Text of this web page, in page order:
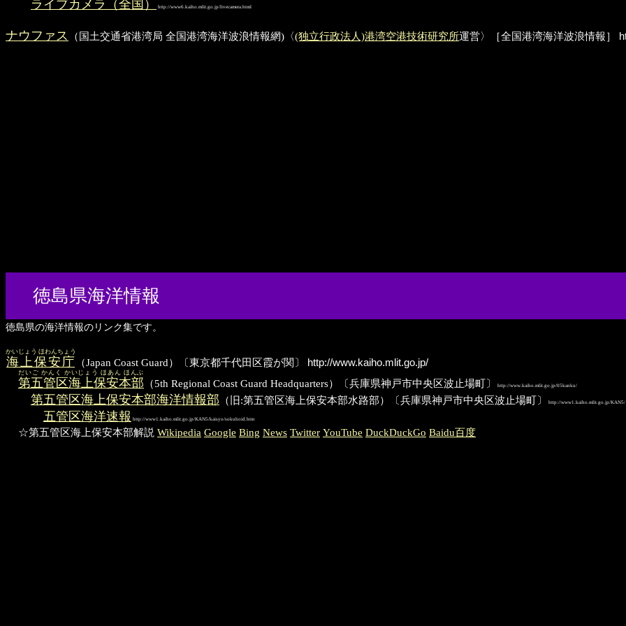
ライブカメラ（全国） http://www6.kaiho.mlit.go.jp/livecamera.html
ナウファス （国土交通省港湾局 全国港湾海洋波浪情報網)〈(独立行政法人)港湾空港技術研究所運営〉［全国港湾海洋波浪情報］
徳島県海洋情報
徳島県の海洋情報のリンク集です。
海上保安庁
かいじょう ほわんちょう
（Japan Coast Guard）〔東京都千代田区霞が関〕 http://www.kaiho.mlit.go.jp/
第五管区海上保安本部
だいご かんく かいじょう ほあん ほんぶ
（5th Regional Coast Guard Headquarters）〔兵庫県神戸市中央区波止場町〕 http://www.kaiho.mlit.go.jp/05kanku/
第五管区海上保安本部海洋情報部 （旧:第五管区海上保安本部水路部）〔兵庫県神戸市中央区波止場町〕 http://www1.kaiho.mlit.go.jp/KAN5/
五管区海洋速報 http://www1.kaiho.mlit.go.jp/KAN5/kaisyo/sokuhoid.htm
☆第五管区海上保安本部解説 Wikipedia Google Bing News Twitter YouTube DuckDuckGo Baidu百度